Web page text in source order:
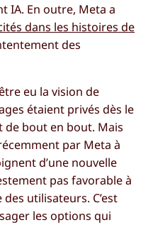
IA. En outre, Meta a
dans les histoires de
des
eu la vision de
étaient privés dès le
bout en bout. Mais
par Meta à
d’une nouvelle
pas favorable à
utilisateurs. C’est
les options qui